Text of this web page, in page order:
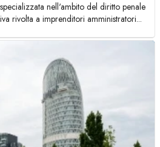
nell'ambito del diritto penale
rivolta a imprenditori amministratori...